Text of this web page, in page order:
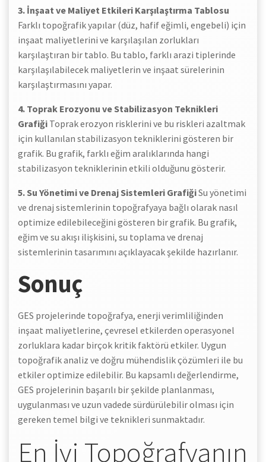
3. İnşaat ve Maliyet Etkileri Karşılaştırma Tablosu
Farklı topoğrafik yapılar (düz, hafif eğimli, engebeli) için
inşaat maliyetlerini ve karşılaşılan zorlukları
karşılaştıran bir tablo. Bu tablo, farklı arazi tiplerinde
karşılaşılabilecek maliyetlerin ve inşaat sürelerinin
karşılaştırmasını yapar.
4. Toprak Erozyonu ve Stabilizasyon Teknikleri
Grafiği Toprak erozyon risklerini ve bu riskleri azaltmak
için kullanılan stabilizasyon tekniklerini gösteren bir
grafik. Bu grafik, farklı eğim aralıklarında hangi
stabilizasyon tekniklerinin etkili olduğunu gösterir.
5. Su Yönetimi ve Drenaj Sistemleri GrafiğiSu yönetimi
ve drenaj sistemlerinin topoğrafyaya bağlı olarak nasıl
optimize edilebileceğini gösteren bir grafik. Bu grafik,
eğim ve su akışı ilişkisini, su toplama ve drenaj
sistemlerinin tasarımını açıklayacak şekilde hazırlanır.
Sonuç
GES projelerinde topoğrafya, enerji verimliliğinden
inşaat maliyetlerine, çevresel etkilerden operasyonel
zorluklara kadar birçok kritik faktörü etkiler. Uygun
topoğrafik analiz ve doğru mühendislik çözümleri ile bu
etkiler optimize edilebilir. Bu kapsamlı değerlendirme,
GES projelerinin başarılı bir şekilde planlanması,
uygulanması ve uzun vadede sürdürülebilir olması için
gereken temel bilgi ve teknikleri sunmaktadır.
En İyi Topoğrafyanın